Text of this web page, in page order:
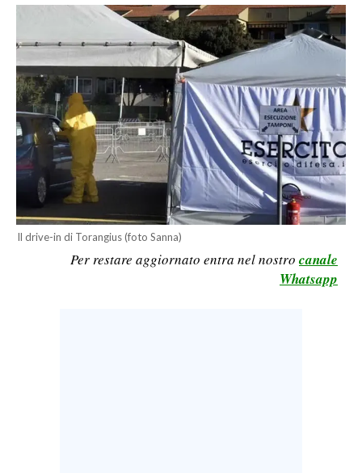
ECONOMIA
SERVIZI ALLE IMPRESE
LAVORO
BANDI
SPORT IN SARDEGNA
Il drive-in di Torangius (foto Sanna)
Per restare aggiornato entra nel nostro canale
Whatsapp